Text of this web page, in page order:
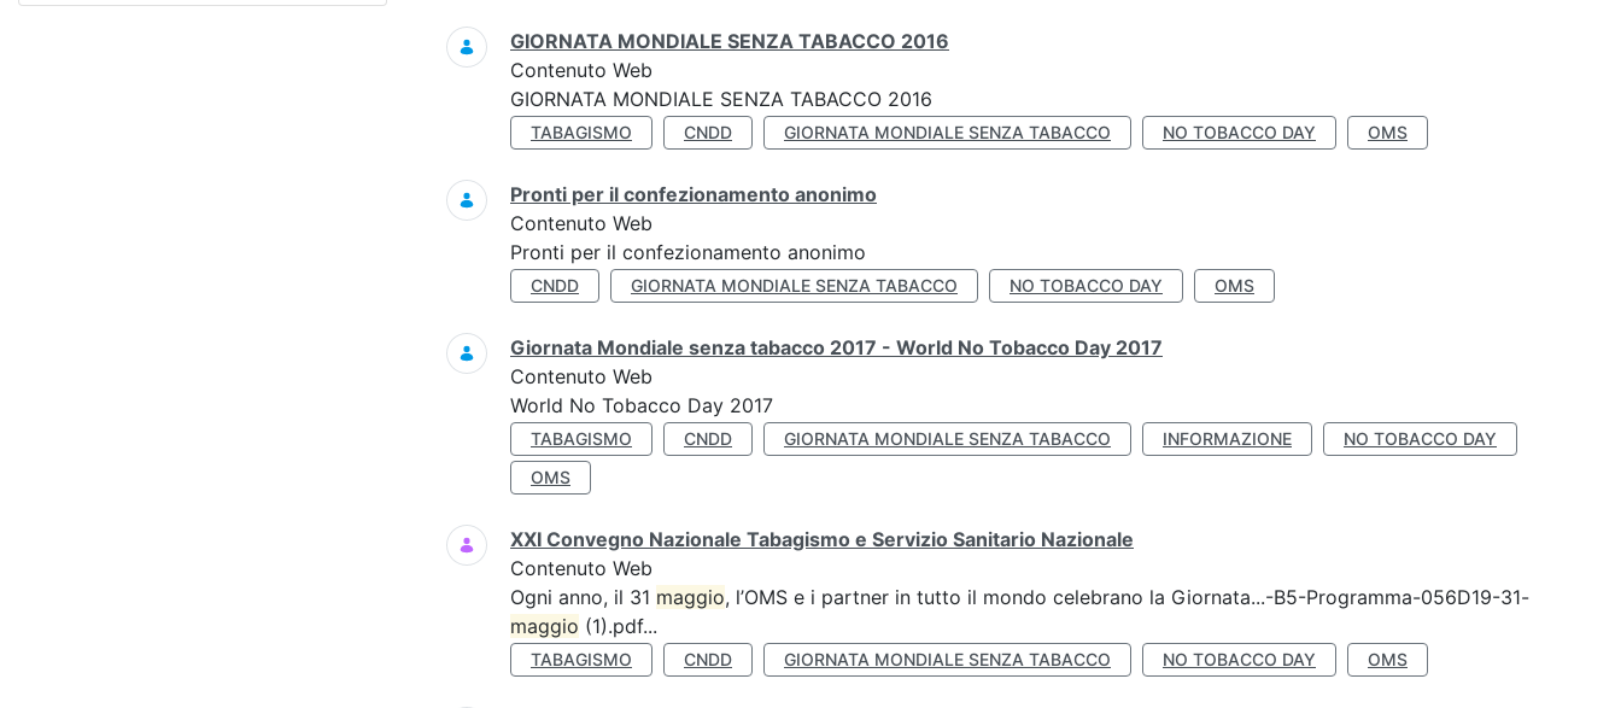
GIORNATA MONDIALE SENZA TABACCO 2016
Contenuto Web
GIORNATA MONDIALE SENZA TABACCO 2016
TABAGISMO CNDD GIORNATA MONDIALE SENZA TABACCO NO TOBACCO DAY OMS
Pronti per il confezionamento anonimo
Contenuto Web
Pronti per il confezionamento anonimo
CNDD GIORNATA MONDIALE SENZA TABACCO NO TOBACCO DAY OMS
Giornata Mondiale senza tabacco 2017 - World No Tobacco Day 2017
Contenuto Web
World No Tobacco Day 2017
TABAGISMO CNDD GIORNATA MONDIALE SENZA TABACCO INFORMAZIONE
NO TOBACCO DAY
OMS
XXI Convegno Nazionale Tabagismo e Servizio Sanitario Nazionale
Contenuto Web
Ogni anno, il 31 maggio, l’OMS e i partner in tutto il mondo celebrano la Giornata...-B5-Programma-056D19-31-
maggio (1).pdf...
TABAGISMO CNDD GIORNATA MONDIALE SENZA TABACCO NO TOBACCO DAY OMS